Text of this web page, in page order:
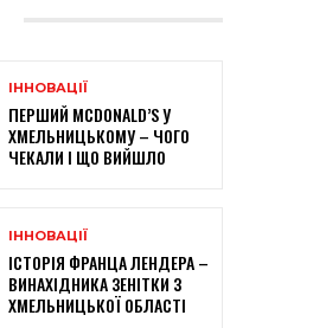
ІННОВАЦІЇ
ПЕРШИЙ MCDONALD’S У
ХМЕЛЬНИЦЬКОМУ – ЧОГО
ЧЕКАЛИ І ЩО ВИЙШЛО
ІННОВАЦІЇ
ІСТОРІЯ ФРАНЦА ЛЕНДЕРА –
ВИНАХІДНИКА ЗЕНІТКИ З
ХМЕЛЬНИЦЬКОЇ ОБЛАСТІ